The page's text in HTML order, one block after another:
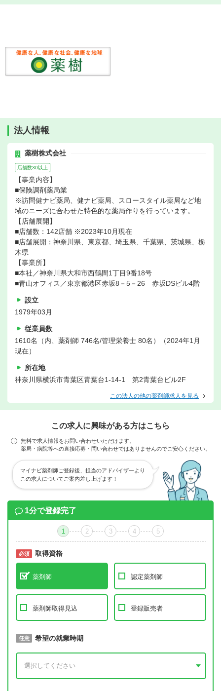
法人情報
薬樹株式会社
店舗数30以上
【事業内容】
■保険調剤薬局業
※訪問健ナビ薬局、健ナビ薬局、スロースタイル薬局など地
域のニーズに合わせた特色的な薬局作りを行っています。
【店舗展開】
■店舗数：142店舗 ※2023年10月現在
■店舗展開：神奈川県、東京都、埼玉県、千葉県、茨城県、栃
木県
【事業所】
■本社／神奈川県大和市西鶴間1丁目9番18号
■青山オフィス／東京都港区赤坂8－5－26 赤坂DSビル4階
設立
1979年03月
従業員数
1610名（内、薬剤師 746名/管理栄養士 80名）（2024年1月
現在）
所在地
神奈川県横浜市青葉区青葉台1-14-1 第2青葉台ビル2F
この法人の他の薬剤師求人を見る
この求人に興味がある方はこちら
無料で求人情報をお問い合わせいただけます。
薬局・病院等への直接応募・問い合わせではありませんのでご安心ください。
マイナビ薬剤師ご登録後、担当のアドバイザーより
この求人についてご案内差し上げます！
1分で登録完了
1 2 3 4 5
必須 取得資格
薬剤師 認定薬剤師
薬剤師取得見込 登録販売者
必須 取得予定年
任意 希望の就業時期